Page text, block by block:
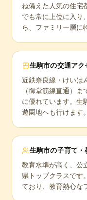
ね備えた人気の住宅
でも常に上位に入り
ら、ファミリー層に
生駒市の交通アク
近鉄奈良線・けいは
（御堂筋線直通）
に優れています。生
遊園地へも行けます。
生駒市の子育て・
教育水準が高く、公
県トップクラスです
ており、教育熱心な